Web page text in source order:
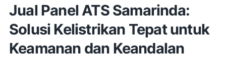
Jual Panel ATS Samarinda:
Solusi Kelistrikan Tepat untuk
Keamanan dan Keandalan